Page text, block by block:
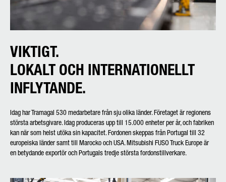
VIKTIGT.
LOKALT OCH INTERNATIONELLT
INFLYTANDE.
Idag har Tramagal 530 medarbetare från sju olika länder. Företaget är regionens
största arbetsgivare. Idag produceras upp till 15.000 enheter per år, och fabriken
kan när som helst utöka sin kapacitet. Fordonen skeppas från Portugal till 32
europeiska länder samt till Marocko och USA. Mitsubishi FUSO Truck Europe är
en betydande exportör och Portugals tredje största fordonstillverkare.